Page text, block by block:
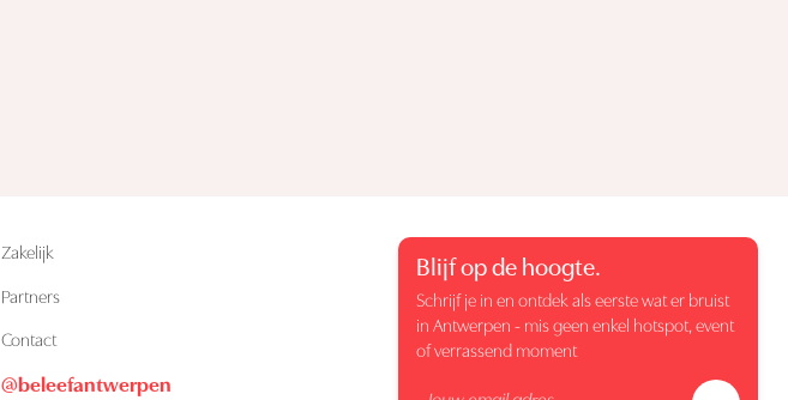
Zakelijk
Partners
Contact
@beleefantwerpen
Blijf op de hoogte.
Schrijf je in en ontdek als eerste wat er bruist
in Antwerpen - mis geen enkel hotspot, event
of verrassend moment